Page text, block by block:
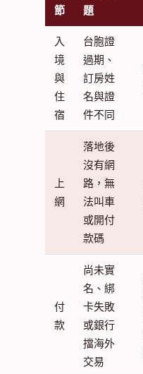
節
題
入
境
與
住
宿
台胞證
過期、
訂房姓
名與證
件不同
上
網
落地後
沒有網
路，無
法叫車
或開付
款碼
付
款
尚未實
名、綁
卡失敗
或銀行
擋海外
交易